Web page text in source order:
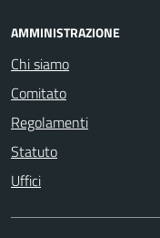
AMMINISTRAZIONE
Chi siamo
Comitato
Regolamenti
Statuto
Uffici